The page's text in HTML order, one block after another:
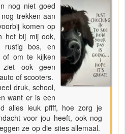
nog niet goed
trekken aan
komen op
het bij mij ook,
rustig bos, en
of om te kijken
ook geen
of scooters.
druk, school,
want er is een
alles leuk pffff, hoe zorg je
voor jou heeft, ook nog
ze op die sites allemaal.